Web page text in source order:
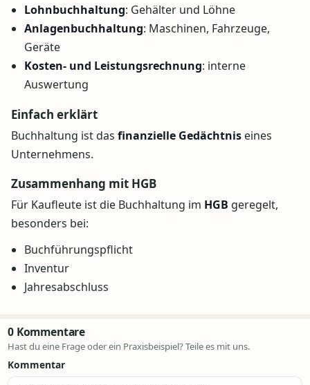
Lohnbuchhaltung: Gehälter und Löhne
Anlagenbuchhaltung: Maschinen, Fahrzeuge,
Geräte
Kosten- und Leistungsrechnung: interne
Auswertung
Einfach erklärt
Buchhaltung ist das finanzielle Gedächtnis eines
Unternehmens.
Zusammenhang mit HGB
Für Kaufleute ist die Buchhaltung im HGB geregelt,
besonders bei:
Buchführungspflicht
Inventur
Jahresabschluss
0 Kommentare
Hast du eine Frage oder ein Praxisbeispiel? Teile es mit uns.
Kommentar